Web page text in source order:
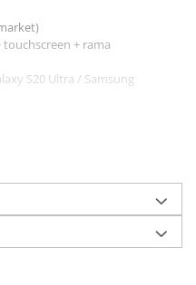
+ rama
S20 Ultra / Samsung
G9880, SM-G988B/DS, SM-